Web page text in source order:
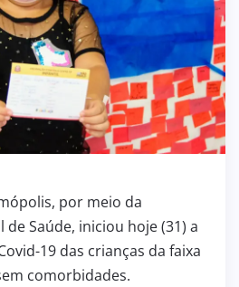
por meio da
Saúde, iniciou hoje (31) a
19 das crianças da faixa
comorbidades.